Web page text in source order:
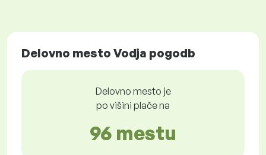
Delovno mesto Vodja pogodb
Delovno mesto je
po višini plače na
96 mestu